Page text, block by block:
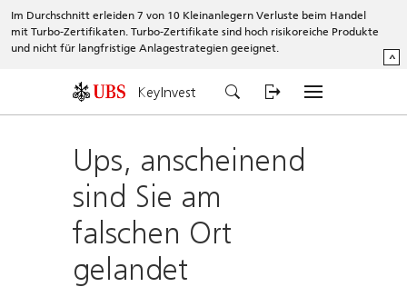
Im Durchschnitt erleiden 7 von 10 Kleinanlegern Verluste beim Handel
mit Turbo-Zertifikaten. Turbo-Zertifikate sind hoch risikoreiche Produkte
und nicht für langfristige Anlagestrategien geeignet.
^
KeyInvest
Ups, anscheinend
sind Sie am
falschen Ort
gelandet